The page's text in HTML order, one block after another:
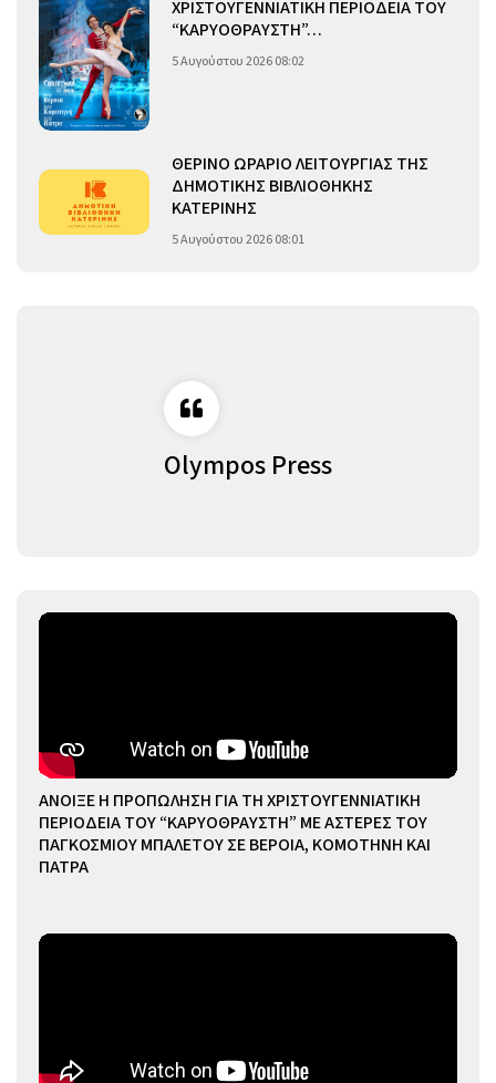
ΧΡΙΣΤΟΥΓΕΝΝΙΑΤΙΚΗ ΠΕΡΙΟΔΕΙΑ ΤΟΥ
“ΚΑΡΥΟΘΡΑΥΣΤΗ”…
5 Αυγούστου 2026 08:02
ΘΕΡΙΝΟ ΩΡΑΡΙΟ ΛΕΙΤΟΥΡΓΙΑΣ ΤΗΣ
ΔΗΜΟΤΙΚΗΣ ΒΙΒΛΙΟΘΗΚΗΣ
ΚΑΤΕΡΙΝΗΣ
5 Αυγούστου 2026 08:01
Olympos Press
ΑΝΟΙΞΕ Η ΠΡΟΠΩΛΗΣΗ ΓΙΑ ΤΗ ΧΡΙΣΤΟΥΓΕΝΝΙΑΤΙΚΗ
ΠΕΡΙΟΔΕΙΑ ΤΟΥ “ΚΑΡΥΟΘΡΑΥΣΤΗ” ΜΕ ΑΣΤΕΡΕΣ ΤΟΥ
ΠΑΓΚΟΣΜΙΟΥ ΜΠΑΛΕΤΟΥ ΣΕ ΒΕΡΟΙΑ, ΚΟΜΟΤΗΝΗ ΚΑΙ
ΠΑΤΡΑ